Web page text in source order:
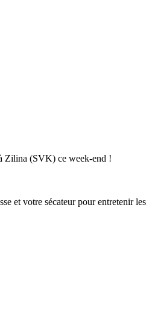
Zilina (SVK) ce week-end !
et votre sécateur pour entretenir les